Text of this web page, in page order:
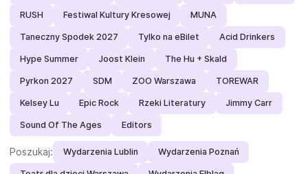
RUSH Festiwal Kultury Kresowej MUNA
Taneczny Spodek 2027 Tylko na eBilet Acid Drinkers
Hype Summer Joost Klein The Hu + Skald
Pyrkon 2027 SDM ZOO Warszawa TOREWAR
Kelsey Lu Epic Rock Rzeki Literatury Jimmy Carr
Sound Of The Ages Editors
Poszukaj: Wydarzenia Lublin Wydarzenia Poznań